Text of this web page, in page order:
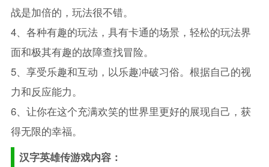
战是加倍的，玩法很不错。
4、各种有趣的玩法，具有卡通的场景，轻松的玩法界
面和极其有趣的故障查找冒险。
5、享受乐趣和互动，以乐趣冲破习俗。根据自己的视
力和反应能力。
6、让你在这个充满欢笑的世界里更好的展现自己，获
得无限的幸福。
汉字英雄传游戏内容：